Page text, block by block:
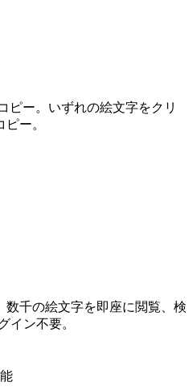
ピー。いずれの絵文字をクリ
ー。
数千の絵文字を即座に閲覧、検
イン不要。